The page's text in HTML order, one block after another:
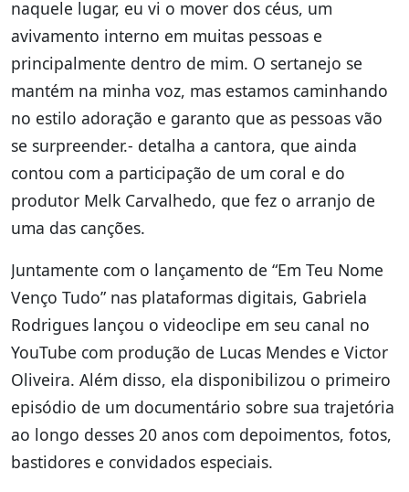
naquele lugar, eu vi o mover dos céus, um
avivamento interno em muitas pessoas e
principalmente dentro de mim. O sertanejo se
mantém na minha voz, mas estamos caminhando
no estilo adoração e garanto que as pessoas vão
se surpreender.- detalha a cantora, que ainda
contou com a participação de um coral e do
produtor Melk Carvalhedo, que fez o arranjo de
uma das canções.
Juntamente com o lançamento de “Em Teu Nome
Venço Tudo” nas plataformas digitais, Gabriela
Rodrigues lançou o videoclipe em seu canal no
YouTube com produção de Lucas Mendes e Victor
Oliveira. Além disso, ela disponibilizou o primeiro
episódio de um documentário sobre sua trajetória
ao longo desses 20 anos com depoimentos, fotos,
bastidores e convidados especiais.